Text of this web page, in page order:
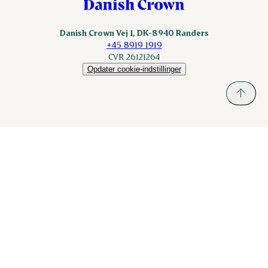
Danish Crown Vej 1, DK-8940 Randers
+45 8919 1919
CVR 26121264
Opdater cookie-indstillinger